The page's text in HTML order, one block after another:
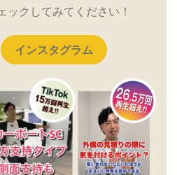
ックしてみてください！
インスタグラム